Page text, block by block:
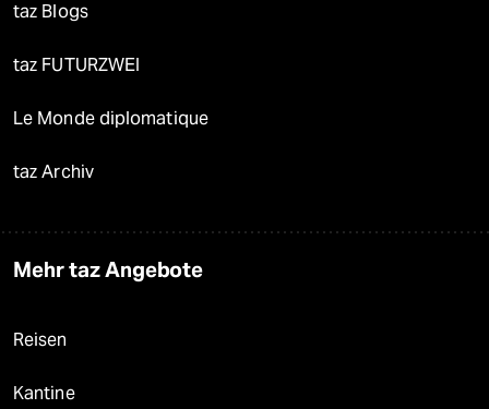
taz Blogs
taz FUTURZWEI
Le Monde diplomatique
taz Archiv
Mehr taz Angebote
Reisen
Kantine